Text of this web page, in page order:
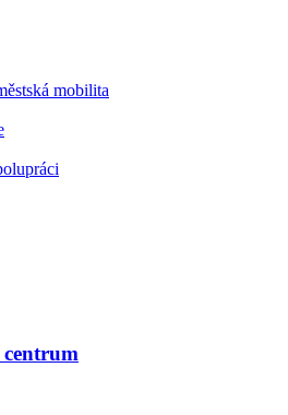
mobilita